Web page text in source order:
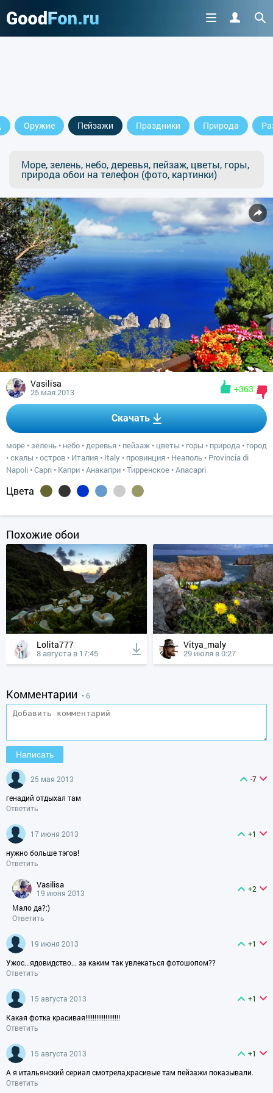
Оружие Пейзажи Праздники Природа
Море, зелень, небо, деревья, пейзаж, цветы, горы,
природа обои на телефон (фото, картинки)
Vasilisa
25 мая 2013 +363
Скачать
море •зелень • небо •деревья • пейзаж • цветы • горы • природа • город
•скалы •остров • Италия • Italy • провинция • Неаполь • Provincia di
Napoli •Capri • Капри •Анакапри •Тирренское •Anacapri
Цвета
Похожие обои
Lolita777
8 августа в 17:45
Vitya_maly
29 июля в 0:27
Комментарии • 6
25 мая 2013
-7
генадий отдыхал там
Ответить
17 июня 2013
+1
нужно больше тэгов!
Ответить
vasilisa
19 июня 2013
+2
Мало да?:)
Ответить
19 июня 2013
+1
Ужос...ядовидство... за каким так увлекаться фотошопом??
Ответить
15 августа 2013
+1
Какая фотка красивая!!!!!!!!!!!!!!!!!!!
Ответить
15 августа 2013
+1
А я итальянский сериал смотрела,красивые там пейзажи показывали.
Ответить